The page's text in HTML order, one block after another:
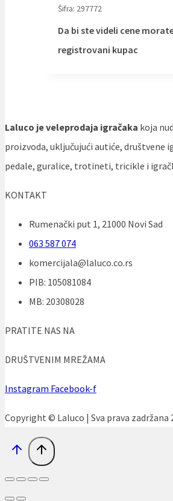
Šifra: 297772
Da bi ste videli cene
registrovani kupac
Laluco je veleprodaja igračaka koja
proizvoda, uključujući autiće, društvene
pedale, guralice, trotineti, tricikle i
KONTAKT
Rumenački put 1, 21000 Novi Sad
063 587 074
komercijala@laluco.co.rs
PIB: 105081084
MB: 20308028
PRATITE NAS NA
DRUŠTVENIM MREŽAMA
Instagram Facebook-f
Copyright © Laluco | Sva prava zadržana